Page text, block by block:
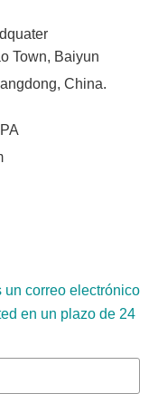
Town, Baiyun
China.
en un plazo de 24
un correo electrónico